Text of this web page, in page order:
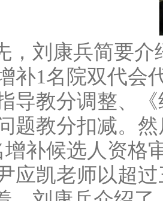
，刘康兵简要
补1名院双代会
导教分调整、
题教分扣减。
增补候选人资格
应凯老师以超